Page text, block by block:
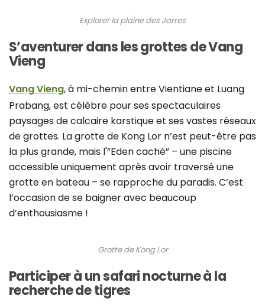
Explorer la plaine des Jarres
S’aventurer dans les grottes de Vang
Vieng
Vang Vieng, à mi-chemin entre Vientiane et Luang
Prabang, est célèbre pour ses spectaculaires
paysages de calcaire karstique et ses vastes réseaux
de grottes. La grotte de Kong Lor n’est peut-être pas
la plus grande, mais l'”Eden caché” – une piscine
accessible uniquement après avoir traversé une
grotte en bateau – se rapproche du paradis. C’est
l’occasion de se baigner avec beaucoup
d’enthousiasme !
Grotte de Kong Lor
Participer à un safari nocturne à la
recherche de tigres